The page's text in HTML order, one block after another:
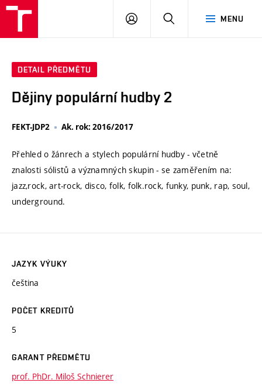
MENU
PŘIHLÁSIT
DETAIL PŘEDMĚTU
Dějiny populární hudby 2
FEKT-JDP2 Ak. rok: 2016/2017
Přehled o žánrech a stylech populární hudby - včetně
znalosti sólistů a významných skupin - se zaměřením na:
jazz,rock, art-rock, disco, folk, folk.rock, funky, punk, rap, soul,
underground.
JAZYK VÝUKY
čeština
POČET KREDITŮ
5
GARANT PŘEDMĚTU
prof. PhDr. Miloš Schnierer